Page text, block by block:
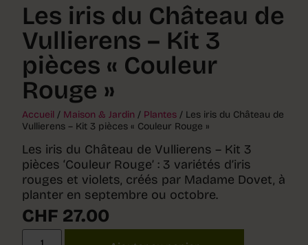
Les iris du Château de
Vullierens – Kit 3
pièces « Couleur
Rouge »
Accueil / Maison & Jardin / Plantes / Les iris du Château de
Vullierens – Kit 3 pièces « Couleur Rouge »
Les iris du Château de Vullierens – Kit 3
pièces ‘Couleur Rouge’ : 3 variétés d’iris
rouges et violets, créés par Madame Dovet, à
planter en septembre ou octobre.
CHF 27.00